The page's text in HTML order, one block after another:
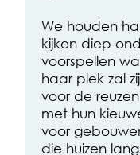
We houden
kijken diep
voorspellen
haar plek zal
voor de
met hun
voor
die huizen